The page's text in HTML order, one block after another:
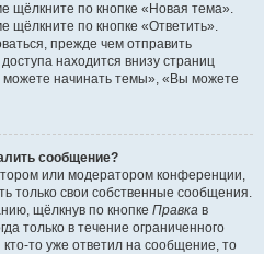
щёлкните по кнопке «Новая тема».
по кнопке «Ответить».
прежде чем отправить
находится внизу страниц
начинать темы», «Вы можете
сообщение?
или модератором конференции,
только свои собственные сообщения.
щёлкнув по кнопке Правка в
только в течение ограниченного
то уже ответил на сообщение, то